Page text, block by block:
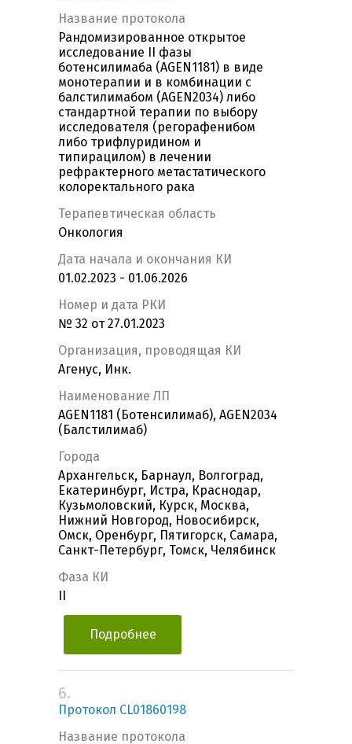
Название протокола
Рандомизированное открытое
исследование II фазы
ботенсилимаба (AGEN1181) в виде
монотерапии и в комбинации с
балстилимабом (AGEN2034) либо
стандартной терапии по выбору
исследователя (регорафенибом
либо трифлуридином и
типирацилом) в лечении
рефрактерного метастатического
колоректального рака
Терапевтическая область
Онкология
Дата начала и окончания КИ
01.02.2023 - 01.06.2026
Номер и дата РКИ
№ 32 от 27.01.2023
Организация, проводящая КИ
Агенус, Инк.
Наименование ЛП
AGEN1181 (Ботенсилимаб), AGEN2034
(Балстилимаб)
Города
Архангельск, Барнаул, Волгоград,
Екатеринбург, Истра, Краснодар,
Кузьмоловский, Курск, Москва,
Нижний Новгород, Новосибирск,
Омск, Оренбург, Пятигорск, Самара,
Санкт-Петербург, Томск, Челябинск
Фаза КИ
Подробнее
6.
Протокол CL01860198
Название протокола